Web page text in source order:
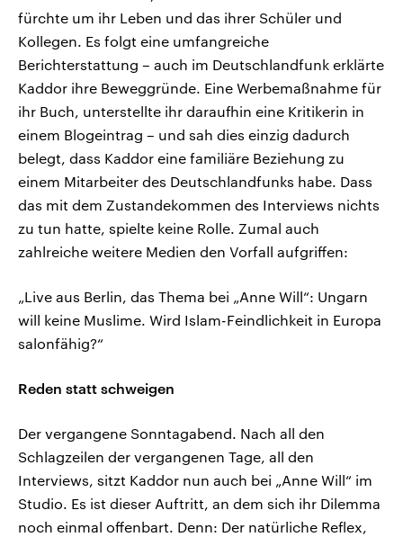
fürchte um ihr Leben und das ihrer Schüler und
Kollegen. Es folgt eine umfangreiche
Berichterstattung – auch im Deutschlandfunk erklärte
Kaddor ihre Beweggründe. Eine Werbemaßnahme für
ihr Buch, unterstellte ihr daraufhin eine Kritikerin in
einem Blogeintrag – und sah dies einzig dadurch
belegt, dass Kaddor eine familiäre Beziehung zu
einem Mitarbeiter des Deutschlandfunks habe. Dass
das mit dem Zustandekommen des Interviews nichts
zu tun hatte, spielte keine Rolle. Zumal auch
zahlreiche weitere Medien den Vorfall aufgriffen:
„Live aus Berlin, das Thema bei „Anne Will“: Ungarn
will keine Muslime. Wird Islam-Feindlichkeit in Europa
salonfähig?“
Reden statt schweigen
Der vergangene Sonntagabend. Nach all den
Schlagzeilen der vergangenen Tage, all den
Interviews, sitzt Kaddor nun auch bei „Anne Will“ im
Studio. Es ist dieser Auftritt, an dem sich ihr Dilemma
noch einmal offenbart. Denn: Der natürliche Reflex,